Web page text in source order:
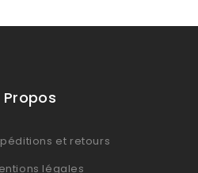
Propos
et retours
légales